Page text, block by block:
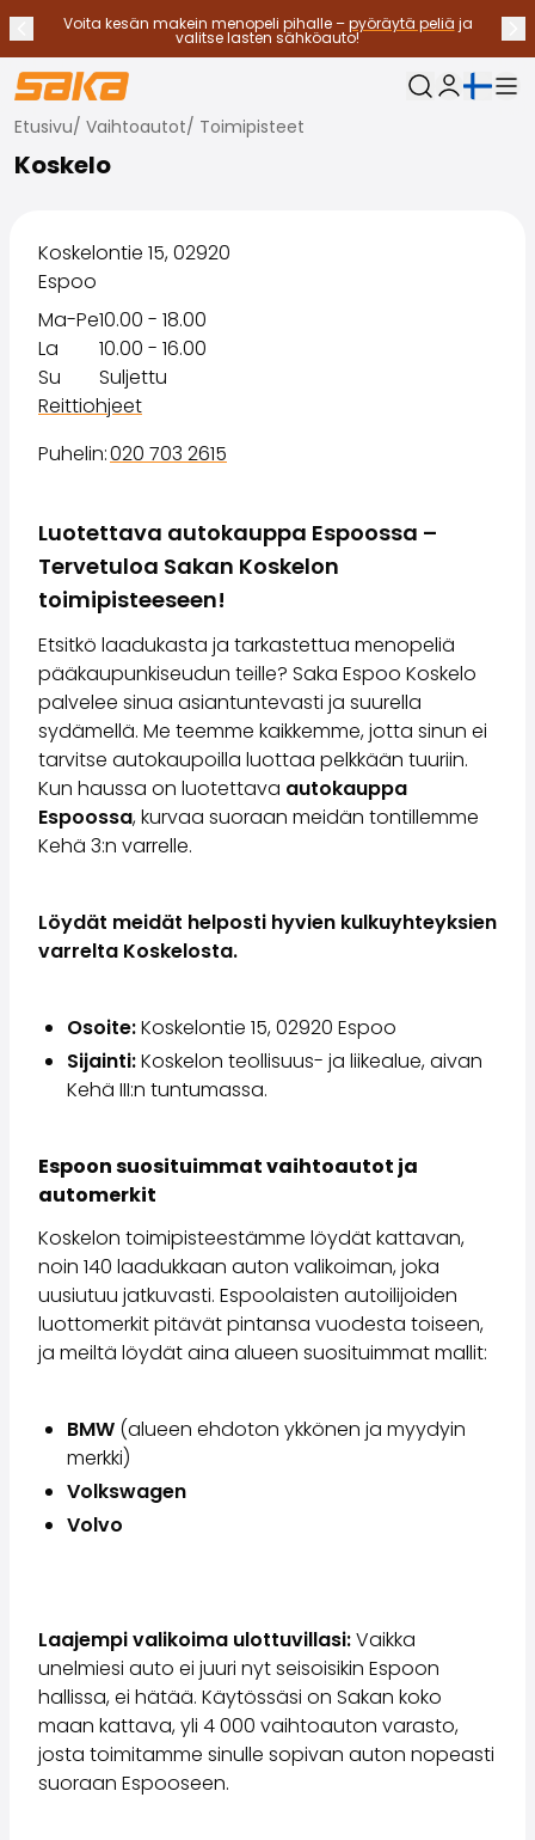
Edellinen ilmoitus
Voita kesän makein menopeli pihalle –pyöräytä peliä ja
valitse lasten sähköauto!
Lopeta ilmoitukset
✕
Oma Saka
Nykyinen
Vaihtoautot
Käyttövoimat
Hybridiautot
Bensiiniautot
Dieselautot
Kaasuautot
Ota yhteyttä
Usein kysytyt kysymykset
Autotyypit
Maasturit ja katumaasturit
Perheautot
Farmariautot
Kaupunkiautot
Pakettiautot
Hyötyajoneuvot
Huutokauppa-autot
Edulliset autot
Saka Select
Automerkit
Audi
BMW
Mercedes-Benz
Polestar
Toyota
Volkswagen
Myy autosi
Myy yrityksen auto
Artikkeleita auton myyntiin liittyen
Muista nämä kun myyt auton!
Miten säilytän autoni arvon?
Tuotteet ja palvelut
Autoilun lisäpalvelut
SakaVarma
Rahoitus
Kotiintoimitus
SakaVarma hyötyajoneuvoille
Varusteet autoosi
Saka Select
Uutiset ja kampanjat
Toimipisteet
Yritys
Saka Finland Oy
Hallinto
Etusivu/ Vaihtoautot/ Toimipisteet
Koskelo
Koskelontie 15, 02920
Espoo
Ma-Pe
La
Su
10.00 - 18.00
10.00 - 16.00
Suljettu
Reittiohjeet
Puhelin:020 703 2615
Luotettava autokauppa Espoossa –
Tervetuloa Sakan Koskelon
toimipisteeseen!
Etsitkö laadukasta ja tarkastettua menopeliä
pääkaupunkiseudun teille? Saka Espoo Koskelo
palvelee sinua asiantuntevasti ja suurella
sydämellä. Me teemme kaikkemme, jotta sinun ei
tarvitse autokaupoilla luottaa pelkkään tuuriin.
Kun haussa on luotettava autokauppa
Espoossa, kurvaa suoraan meidän tontillemme
Kehä 3:n varrelle.
Löydät meidät helposti hyvien kulkuyhteyksien
varrelta Koskelosta.
Osoite:Koskelontie 15, 02920 Espoo
Sijainti:Koskelon teollisuus- ja liikealue, aivan
Kehä III:n tuntumassa.
Espoon suosituimmat vaihtoautot ja
automerkit
Koskelon toimipisteestämme löydät kattavan,
noin 140 laadukkaan auton valikoiman, joka
uusiutuu jatkuvasti. Espoolaisten autoilijoiden
luottomerkit pitävät pintansa vuodesta toiseen,
ja meiltä löydät aina alueen suosituimmat mallit:
BMW (alueen ehdoton ykkönen ja myydyin
merkki)
Volkswagen
Volvo
Laajempi valikoima ulottuvillasi:Vaikka
unelmiesi auto ei juuri nyt seisoisikin Espoon
hallissa, ei hätää. Käytössäsi on Sakan koko
maan kattava, yli 4 000 vaihtoauton varasto,
josta toimitamme sinulle sopivan auton nopeasti
suoraan Espooseen.